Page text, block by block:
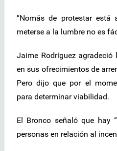
“Nomás de protestar
meterse a la lumbre no es
Jaime Rodríguez
en sus ofrecimientos de
Pero dijo que por el
para determinar viabilidad.
El Bronco señaló que hay
personas en relación al